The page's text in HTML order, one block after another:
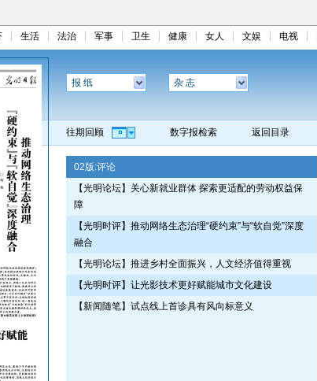
生活 法治 军事 卫生 健康 女人 文娱 电视
报 纸 杂 志
往期回顾 数字报检索 返回目录
02版:评论
【光明论坛】关心新就业群体 探索更适配的劳动权益保
障
【光明时评】推动网络生态治理“硬约束”与“软自觉”深度
融合
【光明论坛】推进乡村全面振兴，人文经济值得重视
【光明时评】让光影技术更好赋能城市文化建设
【新闻随笔】试点线上首诊具有风向标意义